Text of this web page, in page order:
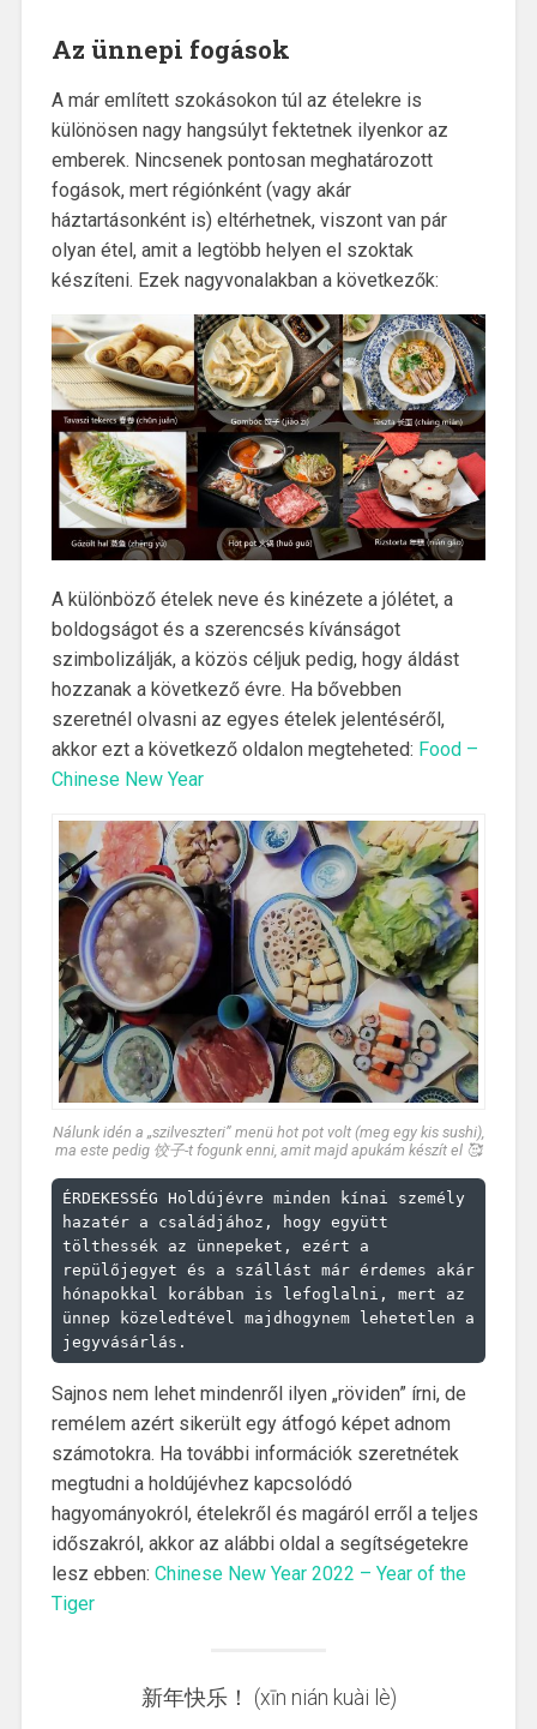
Az ünnepi fogások
A már említett szokásokon túl az ételekre is
különösen nagy hangsúlyt fektetnek ilyenkor az
emberek. Nincsenek pontosan meghatározott
fogások, mert régiónként (vagy akár
háztartásonként is) eltérhetnek, viszont van pár
olyan étel, amit a legtöbb helyen el szoktak
készíteni. Ezek nagyvonalakban a következők:
A különböző ételek neve és kinézete a jólétet, a
boldogságot és a szerencsés kívánságot
szimbolizálják, a közös céljuk pedig, hogy áldást
hozzanak a következő évre. Ha bővebben
szeretnél olvasni az egyes ételek jelentéséről,
akkor ezt a következő oldalon megteheted: Food –
Chinese New Year
Nálunk idén a „szilveszteri” menü hot pot volt (meg egy kis sushi),
ma este pedig 饺子-t fogunk enni, amit majd apukám készít el 🥰
ÉRDEKESSÉG Holdújévre minden kínai személy
hazatér a családjához, hogy együtt
tölthessék az ünnepeket, ezért a
repülőjegyet és a szállást már érdemes akár
hónapokkal korábban is lefoglalni, mert az
ünnep közeledtével majdhogynem lehetetlen a
jegyvásárlás.
Sajnos nem lehet mindenről ilyen „röviden” írni, de
remélem azért sikerült egy átfogó képet adnom
számotokra. Ha további információk szeretnétek
megtudni a holdújévhez kapcsolódó
hagyományokról, ételekről és magáról erről a teljes
időszakról, akkor az alábbi oldal a segítségetekre
lesz ebben: Chinese New Year 2022 – Year of the
Tiger
新年快乐！ (xīn nián kuài lè)